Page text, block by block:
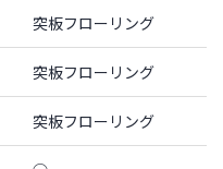
突板フローリング
突板フローリング
突板フローリング